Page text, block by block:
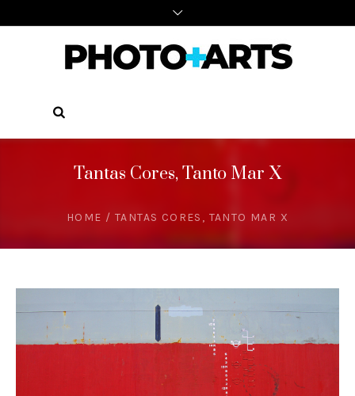
Tantas Cores, Tanto Mar X
HOME / TANTAS CORES, TANTO MAR X